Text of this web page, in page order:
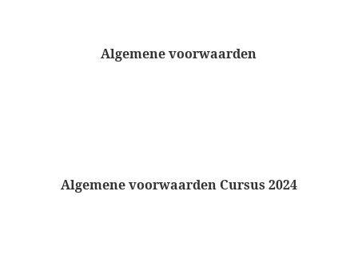
Algemene voorwaarden
Algemene voorwaarden Cursus 2024